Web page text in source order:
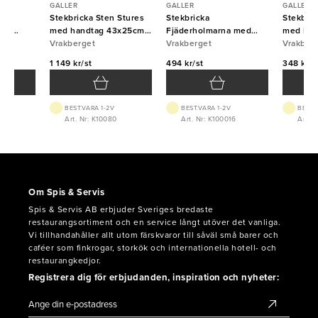
GALLER
Stekbricka Sten Stures
med handtag 43x25cm
5mm Vrakberget
Vrakberget
1 149 kr/st
BEST.VARA 1-2V
Art. Nr: K10080
GALLER
Stekbricka
Fjäderholmarna med
handtag 25x20cm 2mm
Vrakberget
494 kr/st
BEST.VARA 1-2V
Art. Nr: K100016
GALLER
med
1,2mm
348 kr/
Art.
Om Spis & Servis
Spis & Servis AB erbjuder Sveriges bredaste
restaurangsortiment och en service långt utöver det vanliga.
Vi tillhandahåller allt utom färskvaror till såväl små barer och
caféer som finkrogar, storkök och internationella hotell- och
restaurangkedjor.
Registrera dig för erbjudanden, inspiration och nyheter: